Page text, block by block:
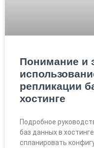
Понимание и
репликации
хостинге
Подробное
баз данных в
спланировать